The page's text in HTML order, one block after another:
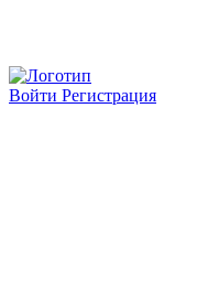
Войти Регистрация